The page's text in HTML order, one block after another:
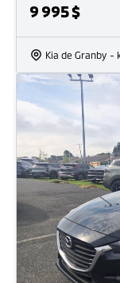
9 995$
Kia de Granby -